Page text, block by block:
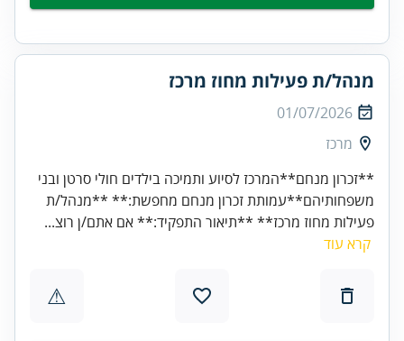
מנהל/ת פעילות מחוז מרכז
01/07/2026
מרכז
**זכרון מנחם**המרכז לסיוע ותמיכה בילדים חולי סרטן ובני
משפחותיהם**עמותת זכרון מנחם מחפשת:** **מנהל/ת
פעילות מחוז מרכז** **תיאור התפקיד:** אם אתם/ן רוצ...
קרא עוד
⚠